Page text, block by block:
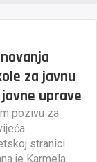
za javnu
uprave
pozivu za
stranici
je Karmela